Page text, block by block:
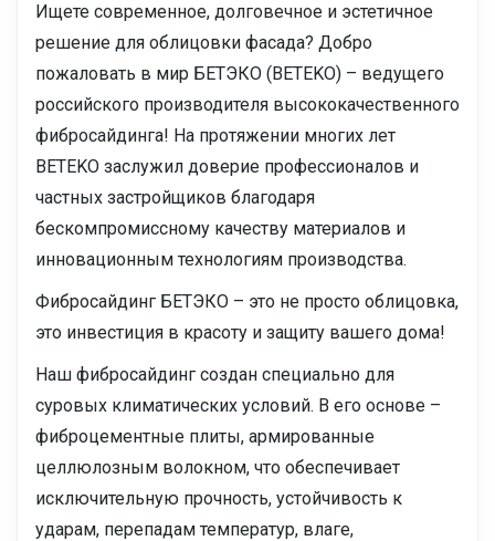
Ищете современное, долговечное и эстетичное
решение для облицовки фасада? Добро
пожаловать в мир БЕТЭКО (BETEKO) – ведущего
российского производителя высококачественного
фибросайдинга! На протяжении многих лет
BETEKO заслужил доверие профессионалов и
частных застройщиков благодаря
бескомпромиссному качеству материалов и
инновационным технологиям производства.
Фибросайдинг БЕТЭКО – это не просто облицовка,
это инвестиция в красоту и защиту вашего дома!
Наш фибросайдинг создан специально для
суровых климатических условий. В его основе –
фиброцементные плиты, армированные
целлюлозным волокном, что обеспечивает
исключительную прочность, устойчивость к
ударам, перепадам температур, влаге,